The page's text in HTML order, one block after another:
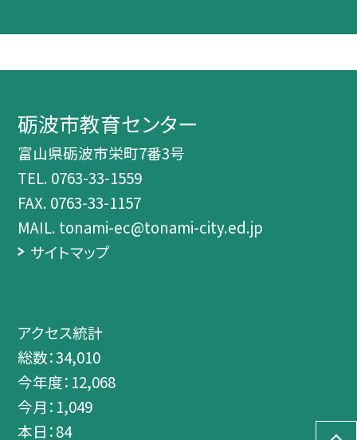
砺波市教育センター
富山県砺波市栄町7番3号
TEL. 0763-33-1559
FAX. 0763-33-1157
MAIL. tonami-ec@tonami-city.ed.jp
サイトマップ
アクセス統計
総数：34,010
今年度： 12,068
今月： 1,049
本日：84